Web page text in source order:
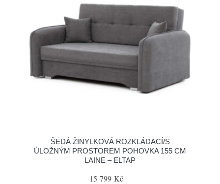
ŠEDÁ ŽINYLKOVÁ ROZKLÁDACÍ/S
ÚLOŽNÝM PROSTOREM POHOVKA 155 CM
LAINE – ELTAP
15 799 Kč